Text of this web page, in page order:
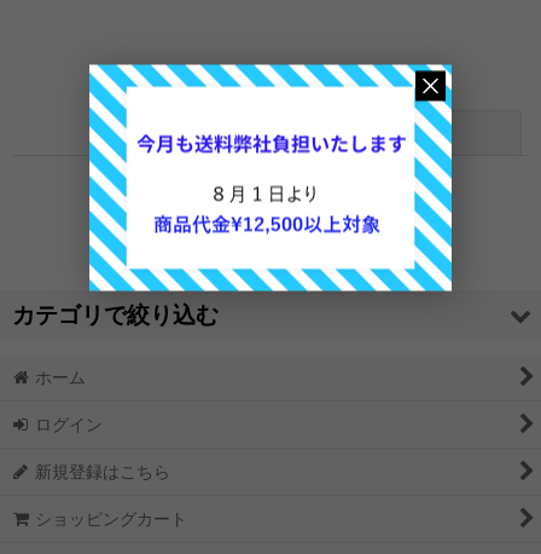
表示順変更
サブカテゴリ
表示数:
件
カテゴリで絞り込む
HAND DYE手染め 限定販売 工房で染色しています (全商品)
Hand Dye手染め「酒井さんの羊」染色グラデーション仕上げ
ホーム
ログイン
新規登録はこちら
ショッピングカート